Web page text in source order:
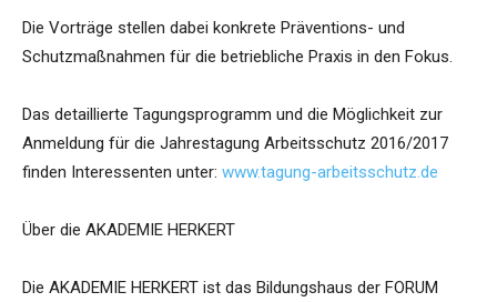
Die Vorträge stellen dabei konkrete Präventions- und
Schutzmaßnahmen für die betriebliche Praxis in den Fokus.
Das detaillierte Tagungsprogramm und die Möglichkeit zur
Anmeldung für die Jahrestagung Arbeitsschutz 2016/2017
finden Interessenten unter: www.tagung-arbeitsschutz.de
Über die AKADEMIE HERKERT
Die AKADEMIE HERKERT ist das Bildungshaus der FORUM